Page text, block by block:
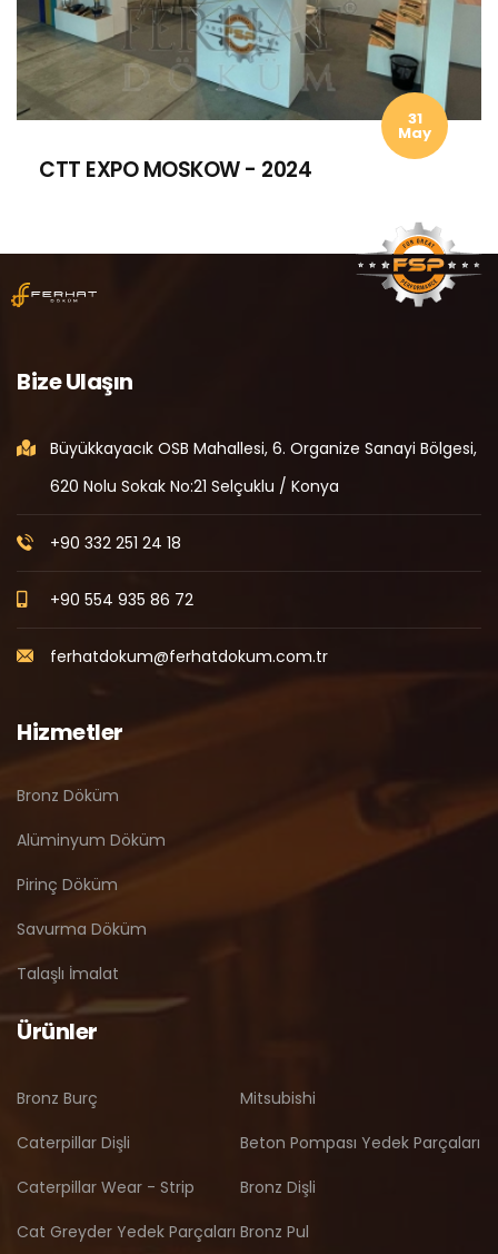
31
May
CTT EXPO MOSKOW - 2024
Bize Ulaşın
Büyükkayacık OSB Mahallesi, 6. Organize Sanayi Bölgesi,
620 Nolu Sokak No:21 Selçuklu / Konya
+90 332 251 24 18
+90 554 935 86 72
ferhatdokum@ferhatdokum.com.tr
Hizmetler
Bronz Döküm
Alüminyum Döküm
Pirinç Döküm
Savurma Döküm
Talaşlı İmalat
Ürünler
Bronz Burç
Caterpillar Dişli
Caterpillar Wear - Strip
Cat Greyder Yedek Parçaları
Mitsubishi
Beton Pompası Yedek Parçaları
Bronz Dişli
Bronz Pul